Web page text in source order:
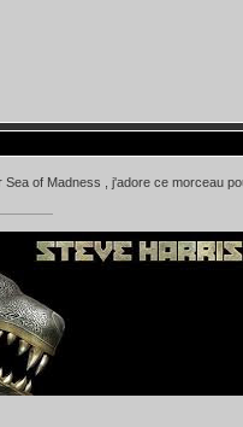
Sea of Madness , j'adore ce morceau